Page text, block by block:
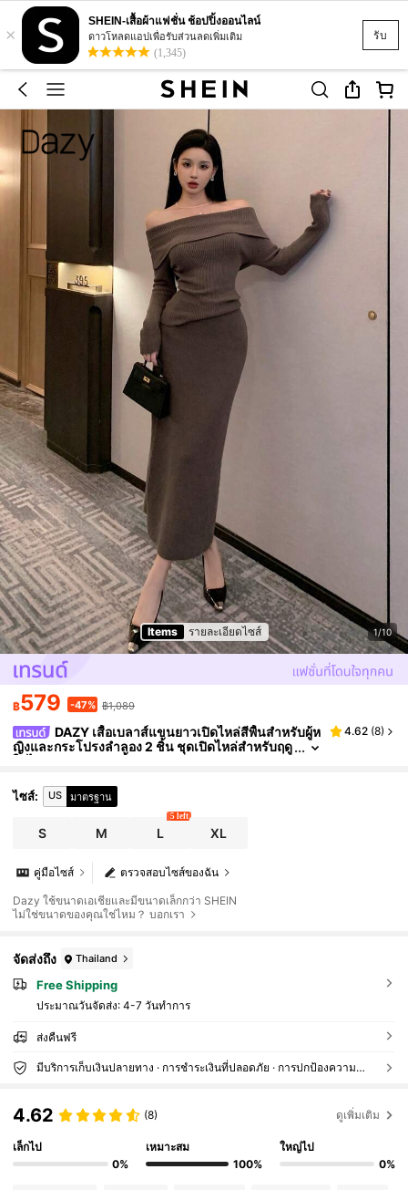
รับ
×
SHEIN-เสื้อผ้าแฟชั่น ช้อปปิ้งออนไลน์
ดาวโหลดแอปเพื่อรับส่วนลดเพิ่มเติม
(1,345)
Items รายละเอียดไซส์ 1/10
฿579 -47% ฿1,089
DAZY เสื้อเบลาส์แขนยาวเปิดไหล่สีพื้นสำหรับผู้ห
ญิงและกระโปรงลำลอง 2 ชิ้น ชุดเปิดไหล่สำหรับฤดู
4.62 (8)
ไซส์: US มาตรฐาน
S M L
5 left
XL
ตรวจสอบไซส์ของฉัน
คู่มือไซส์
Dazy ใช้ขนาดเอเชียและมีขนาดเล็กกว่า SHEIN
ไม่ใช่ขนาดของคุณใช่ไหม？ บอกเรา
จัดส่งถึง Thailand
Free Shipping
ประมาณวันจัดส่ง: 4-7 วันทำการ
ส่งคืนฟรี
มีบริการเก็บเงินปลายทาง · การชำระเงินที่ปลอดภัย · การปกป้องความเป็นส่วนตัว
4.62 (8) ดูเพิ่มเติม
เล็กไป
0%
เหมาะสม
100%
ใหญ่ไป
0%